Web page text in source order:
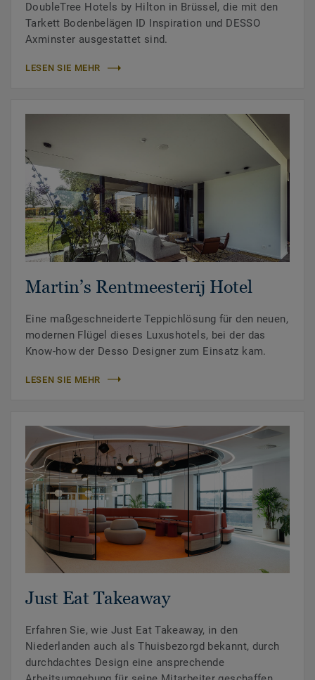
DoubleTree Hotels by Hilton in Brüssel, die mit den
Tarkett Bodenbelägen ID Inspiration und DESSO
Axminster ausgestattet sind.
LESEN SIE MEHR
Martin’s Rentmeesterij Hotel
Eine maßgeschneiderte Teppichlösung für den neuen,
modernen Flügel dieses Luxushotels, bei der das
Know-how der Desso Designer zum Einsatz kam.
LESEN SIE MEHR
Just Eat Takeaway
Erfahren Sie, wie Just Eat Takeaway, in den
Niederlanden auch als Thuisbezorgd bekannt, durch
durchdachtes Design eine ansprechende